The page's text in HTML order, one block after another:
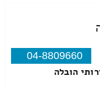
04-8809660
הובלה